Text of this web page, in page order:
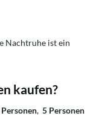
Nachtruhe ist ein
kaufen?
, 5 Personen